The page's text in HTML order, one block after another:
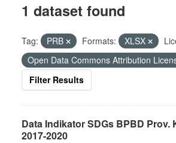
1 dataset found
Tag: PRB Formats: XLSX
Open Data Commons Attribution
Filter Results
Data Indikator SDGs BPBD Prov.
2017-2020